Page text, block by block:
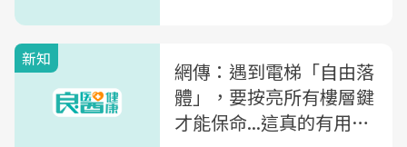
新知
網傳：遇到電梯「自由落
體」，要按亮所有樓層鍵
才能保命...這真的有用